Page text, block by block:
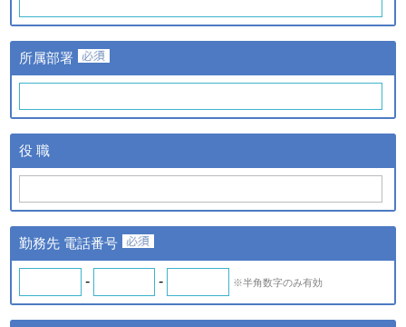
ｃ．スキル診断システムの
ご利用に伴い取得した個人
情報
ｄ．全国スキル調査へのご
協力に伴い取得した個人情
報
氏名、氏名カナ、メールアド
レス、勤務先名、所属部署
②提供の手段又は方法
る提供。
よびｂの場合はスキル診断シ
◆ 登録情報の開示・訂正について
できるだけ正確かつ最新の内容で管理します。皆さまからお申
し出があったときは、登録情報の開示を行います。また、内容
が正確でないなどのお申し出があったときは、その内容を確認
し必要に応じて登録情報の追加・変更・訂正または削除等を行
所属部署
役 職
勤務先 電話番号
- - ※半角数字のみ有効